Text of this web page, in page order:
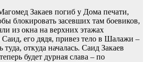
Закаев погиб у Дома печати,
блокировать засевших там боевиков,
из окна на верхних этажах
его дядя, привез тело в Шалажи –
туда, откуда началась. Саид Закаев
будет дурная слава – по